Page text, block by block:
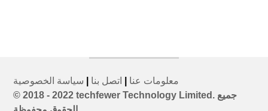
معلومات عنا اتصل بنا
سياسة الخصوصية
© 2018 - 2022 techfewer Technology Limited. جميع